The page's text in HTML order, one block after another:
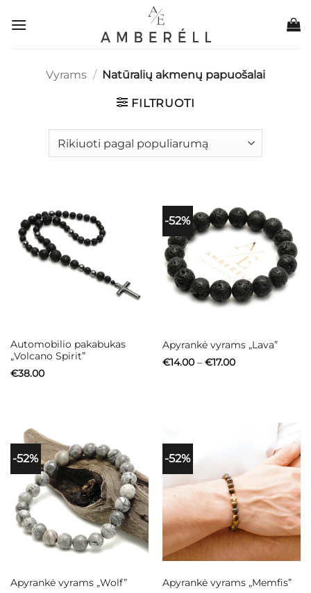
Vyrams / Natūralių akmenų papuošalai
FILTRUOTI
Automobilio pakabukas
„Volcano Spirit”
€38.00
-52%
Apyrankė vyrams „Lava”
€14.00 – €17.00Price
-52%
Apyrankė vyrams „Wolf”
-52%
Apyrankė vyrams „Memfis”